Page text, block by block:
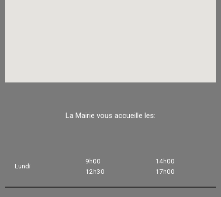
La Mairie vous accueille les:
Lundi
9h00
12h30
14h00
17h00